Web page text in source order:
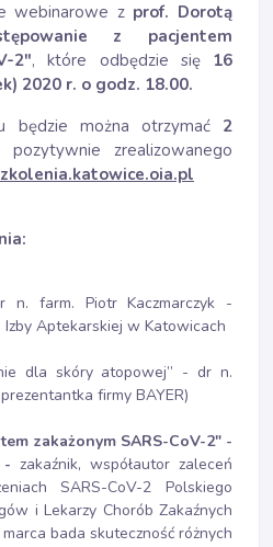
webinarowe z prof. Dorotą
z pacjentem
2", które odbędzie się16
2020 r. o godz. 18.00.
będzie można otrzymać 2
zrealizowanego
farm. Piotr Kaczmarczyk -
Aptekarskiej w Katowicach
dla skóry atopowej” - dr n.
firmy BAYER)
zakażonym SARS-CoV-2" -
- zakaźnik, współautor zaleceń
SARS-CoV-2 Polskiego
i Lekarzy Chorób Zakaźnych
bada skuteczność różnych